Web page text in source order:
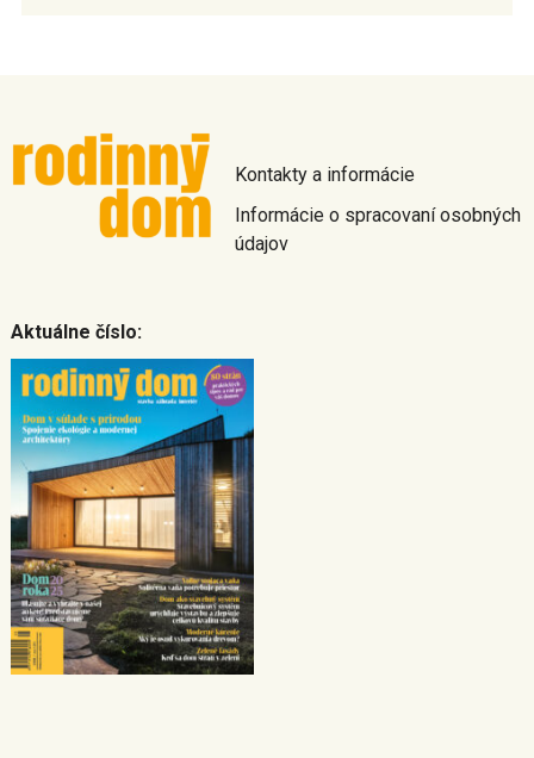
Kontakty a informácie
Informácie o spracovaní osobných
údajov
Aktuálne číslo: